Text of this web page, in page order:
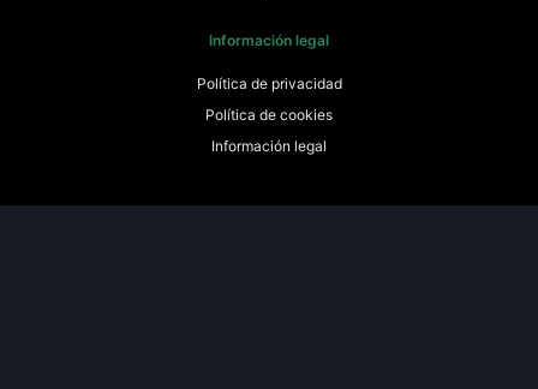
Información legal
Política de privacidad
Política de cookies
Información legal